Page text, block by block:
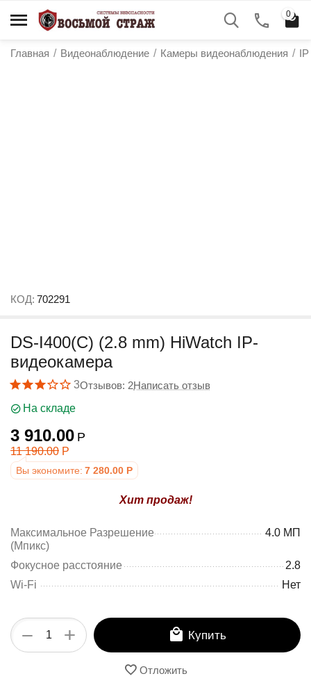
0
Главная / Видеонаблюдение / Камеры видеонаблюдения /
КОД: 702291
DS-I400(C) (2.8 mm) HiWatch IP-
видеокамера
3Отзывов: 2Написать отзыв
На складе
3 910.00 Р
11 190.00 Р
Вы экономите: 7 280.00 Р
Хит продаж!
Максимальное Разрешение
(Mпикс)
4.0 МП
Фокусное расстояние
2.8
Wi-Fi
Нет
+
− Купить
Отложить